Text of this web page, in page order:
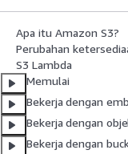
Apa itu Amazon S3?
Perubahan
S3 Lambda
Memulai
Bekerja dengan
Bekerja dengan
Bekerja dengan